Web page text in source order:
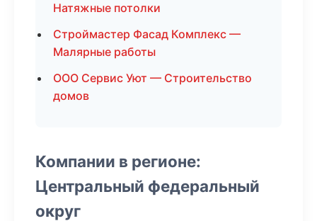
Натяжные потолки
Строймастер Фасад Комплекс —
Малярные работы
ООО Сервис Уют — Строительство
домов
Компании в регионе:
Центральный федеральный
округ